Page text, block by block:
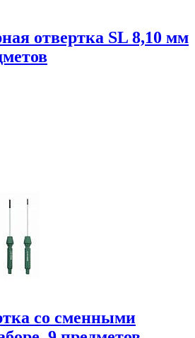
отвертка SL 8,10 мм
со сменными